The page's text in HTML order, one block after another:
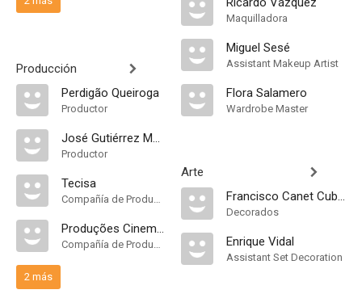
Producción
Perdigão Queiroga
Productor
José Gutiérrez Maesso
Productor
Tecisa
Compañía de Produccion
Produções Cinematográficas Perdigão Queiroga
Compañía de Produccion
2 más
Maquilladora
Miguel Sesé
Assistant Makeup Artist
Flora Salamero
Wardrobe Master
Arte
Francisco Canet Cubel
Decorados
Enrique Vidal
Assistant Set Decoration